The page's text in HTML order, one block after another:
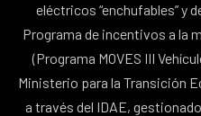
eléctricos “enchufables” y
Programa de incentivos a la
(Programa MOVES III
Ministerio para la Transición
a través del IDAE,